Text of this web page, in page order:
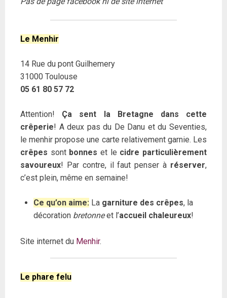
Le Menhir
14 Rue du pont Guilhemery
31000 Toulouse
05 61 80 57 72
Attention! Ça sent la Bretagne dans cette
crêperie! A deux pas du De Danu et du Seventies,
le menhir propose une carte relativement garnie. Les
crêpes sont bonneset le cidre particulièrement
savoureux! Par contre, il faut penser à réserver,
c’est plein, même en semaine!
Ce qu’on aime: La garniture des crêpes, la
décoration bretonneet l’accueil chaleureux!
Site internet du Menhir.
Le phare felu